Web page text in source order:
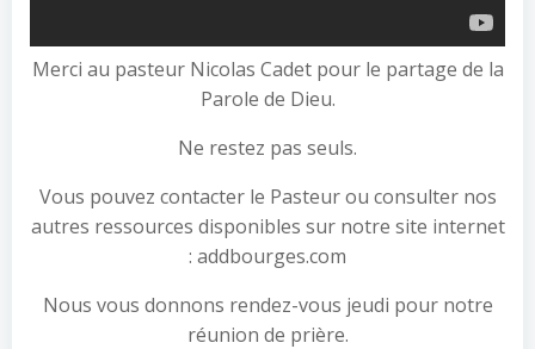
Merci au pasteur Nicolas Cadet pour le partage de la
Parole de Dieu.
Ne restez pas seuls.
Vous pouvez contacter le Pasteur ou consulter nos
autres ressources disponibles sur notre site internet
: addbourges.com
Nous vous donnons rendez-vous jeudi pour notre
réunion de prière.